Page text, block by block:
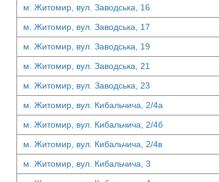
м. Житомир, вул. Заводська, 16
м. Житомир, вул. Заводська, 17
м. Житомир, вул. Заводська, 19
м. Житомир, вул. Заводська, 21
м. Житомир, вул. Заводська, 23
м. Житомир, вул. Кибальчича, 2/4а
м. Житомир, вул. Кибальчича, 2/4б
м. Житомир, вул. Кибальчича, 2/4в
м. Житомир, вул. Кибальчича, 3